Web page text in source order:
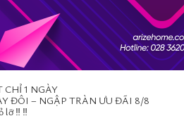
CHỈ 1 NGÀY
ĐÔI – NGẬP TRÀN ƯU ĐÃI 8/8
lỡ ‼️ ‼️